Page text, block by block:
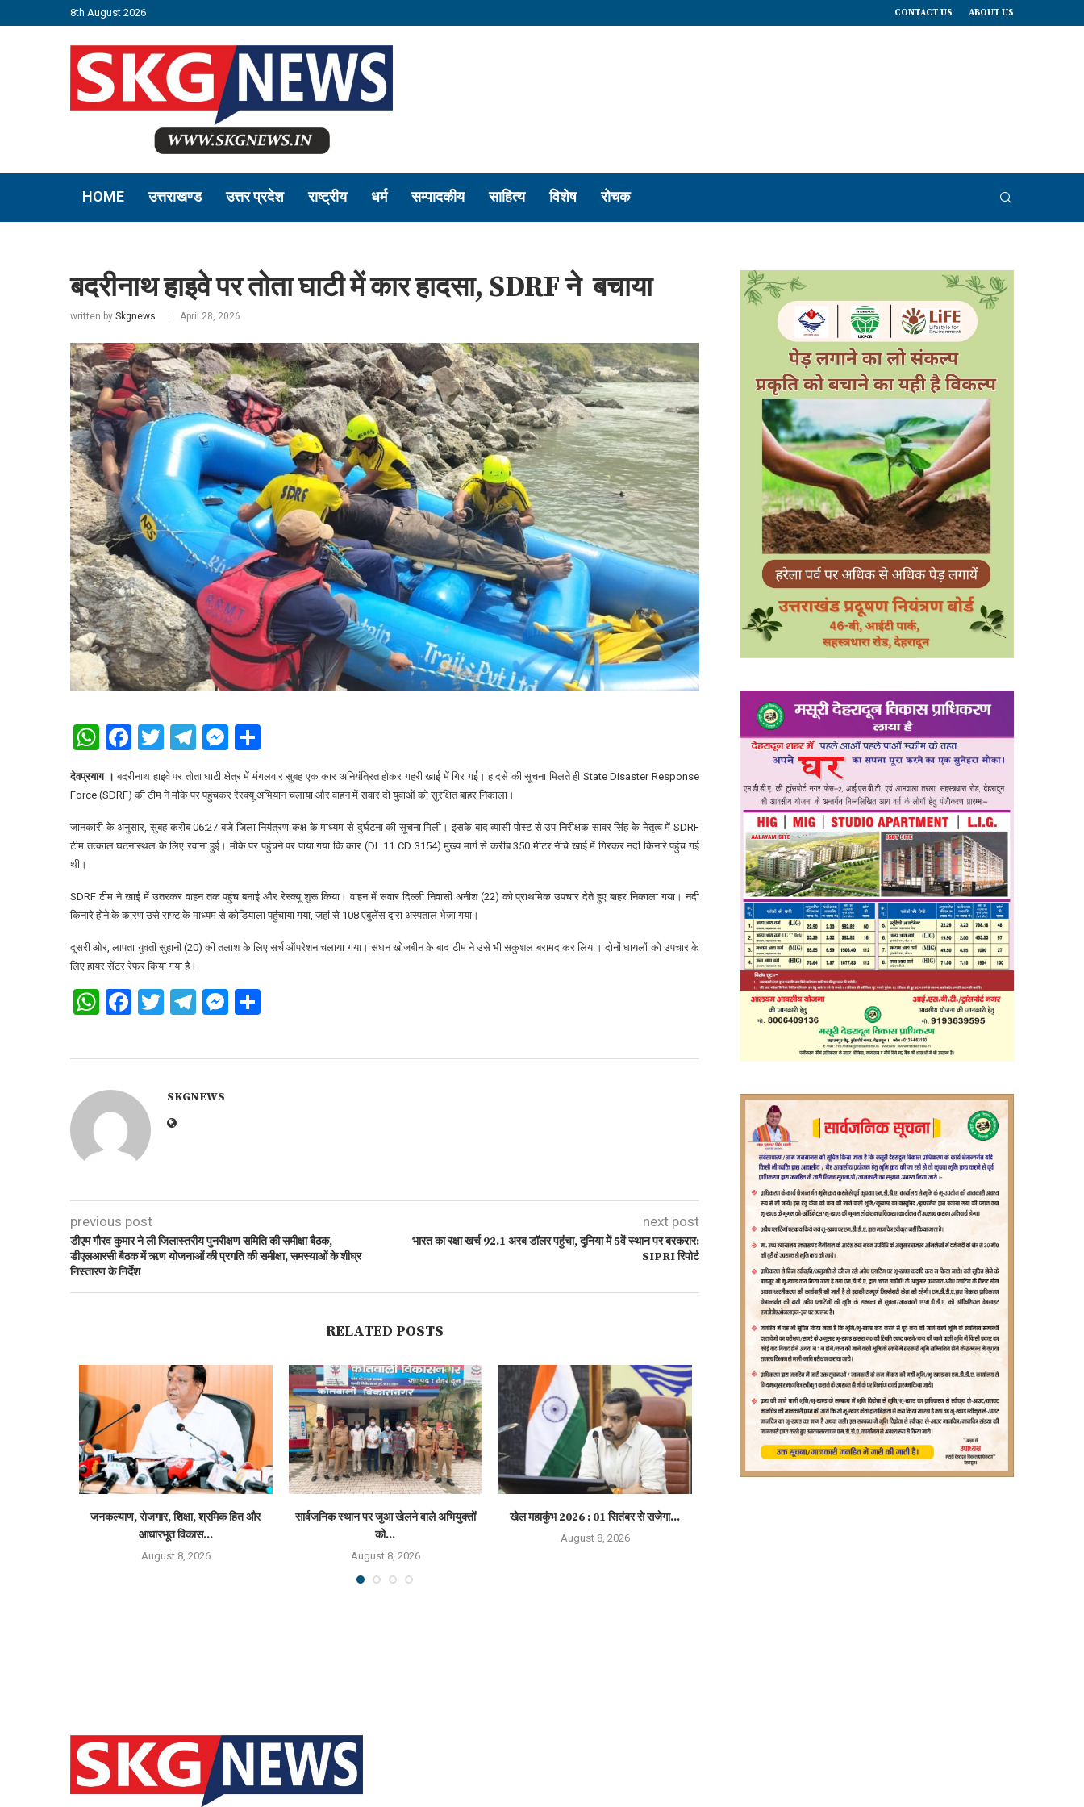
8th August 2026 CONTACT US ABOUT US
HOME उत्तराखण्ड उत्तर प्रदेश राष्ट्रीय धर्म सम्पादकीय साहित्य विशेष रोचक
बदरीनाथ हाइवे पर तोता घाटी में कार हादसा, SDRF ने बचाया
written by Skgnews April 28, 2026
WhatsApp
Facebook
Twitter
Telegram
Messenger
देवप्रयाग । बदरीनाथ हाइवे पर तोता घाटी क्षेत्र में मंगलवार सुबह एक कार अनियंत्रित होकर गहरी खाई में गिर गई। हादसे की सूचना मिलते ही State Disaster Response
Force (SDRF) की टीम ने मौके पर पहुंचकर रेस्क्यू अभियान चलाया और वाहन में सवार दो युवाओं को सुरक्षित बाहर निकाला।
जानकारी के अनुसार, सुबह करीब 06:27 बजे जिला नियंत्रण कक्ष के माध्यम से दुर्घटना की सूचना मिली। इसके बाद व्यासी पोस्ट से उप निरीक्षक सावर सिंह के नेतृत्व में SDRF
टीम तत्काल घटनास्थल के लिए रवाना हुई। मौके पर पहुंचने पर पाया गया कि कार (DL 11 CD 3154) मुख्य मार्ग से करीब 350 मीटर नीचे खाई में गिरकर नदी किनारे पहुंच गई
थी।
SDRF टीम ने खाई में उतरकर वाहन तक पहुंच बनाई और रेस्क्यू शुरू किया। वाहन में सवार दिल्ली निवासी अनीश (22) को प्राथमिक उपचार देते हुए बाहर निकाला गया। नदी
किनारे होने के कारण उसे राफ्ट के माध्यम से कोडियाला पहुंचाया गया, जहां से 108 एंबुलेंस द्वारा अस्पताल भेजा गया।
दूसरी ओर, लापता युवती सुहानी (20) की तलाश के लिए सर्च ऑपरेशन चलाया गया। सघन खोजबीन के बाद टीम ने उसे भी सकुशल बरामद कर लिया। दोनों घायलों को उपचार के
लिए हायर सेंटर रेफर किया गया है।
WhatsApp
Facebook
Twitter
Telegram
Messenger
SKGNEWS
previous post
डीएम गौरव कुमार ने ली जिलास्तरीय पुनरीक्षण समिति की समीक्षा बैठक,
डीएलआरसी बैठक में ऋण योजनाओं की प्रगति की समीक्षा, समस्याओं के शीघ्र
निस्तारण के निर्देश
next post
भारत का रक्षा खर्च 92.1 अरब डॉलर पहुंचा, दुनिया में 5वें स्थान पर बरकरार:
SIPRI रिपोर्ट
RELATED POSTS
जनकल्याण, रोजगार, शिक्षा, श्रमिक हित और
आधारभूत विकास...
August 8, 2026
सार्वजनिक स्थान पर जुआ खेलने वाले अभियुक्तों
को...
August 8, 2026
खेल महाकुंभ 2026 : 01 सितंबर से सजेगा...
August 8, 2026